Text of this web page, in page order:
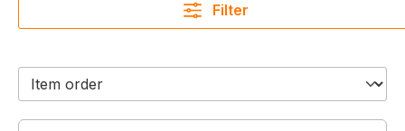
Filter